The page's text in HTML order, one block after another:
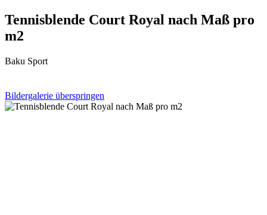
Tennisblende Court Royal nach Maß pro
m2
Baku Sport
Bildergalerie überspringen